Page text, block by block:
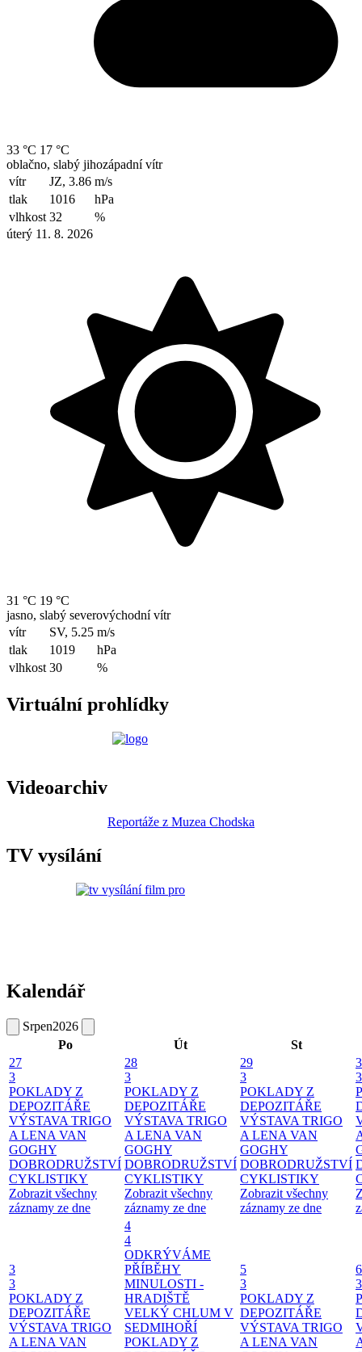
33 °C 17 °C
oblačno, slabý jihozápadní vítr
vítr
JZ, 3.86 m/s
tlak
1016
hPa
vlhkost 32
%
úterý 11. 8. 2026
31 °C 19 °C
jasno, slabý severovýchodní vítr
vítr
SV, 5.25 m/s
tlak
1019
hPa
vlhkost 30 %
Virtuální prohlídky
Videoarchiv
Reportáže z Muzea Chodska
TV vysílání
Kalendář
Srpen2026
Po
Út
St
27
3
POKLADY Z
DEPOZITÁŘE
VÝSTAVA TRIGO
A LENA VAN
GOGHY
DOBRODRUŽSTVÍ
CYKLISTIKY
Zobrazit všechny
záznamy ze dne
28
3
POKLADY Z
DEPOZITÁŘE
VÝSTAVA TRIGO
A LENA VAN
GOGHY
DOBRODRUŽSTVÍ
CYKLISTIKY
Zobrazit všechny
záznamy ze dne
29
3
POKLADY Z
DEPOZITÁŘE
VÝSTAVA TRIGO
A LENA VAN
GOGHY
DOBRODRUŽSTVÍ
CYKLISTIKY
Zobrazit všechny
záznamy ze dne
3
3
3
POKLADY Z
DEPOZITÁŘE
VÝSTAVA TRIGO
A LENA VAN
4
4
ODKRÝVÁME
PŘÍBĚHY
MINULOSTI -
HRADIŠTĚ
VELKÝ CHLUM V
SEDMIHOŘÍ
POKLADY Z
5
3
POKLADY Z
DEPOZITÁŘE
VÝSTAVA TRIGO
A LENA VAN
6
3